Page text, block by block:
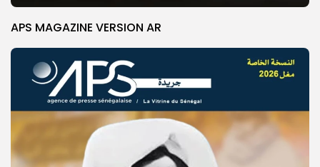
APS MAGAZINE VERSION AR